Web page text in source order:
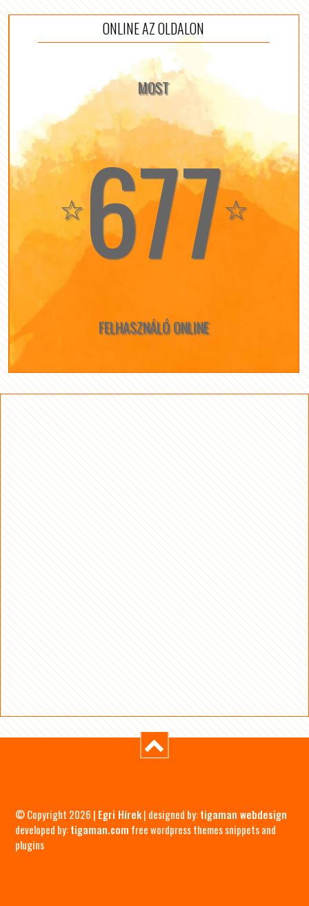
ONLINE AZ OLDALON
MOST
☆677☆
FELHASZNÁLÓ ONLINE
© Copyright 2026 | Egri Hírek| designed by:tigaman webdesign
developed by:tigaman.com free wordpress themes snippets and
plugins